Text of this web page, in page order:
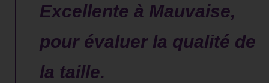
Excellente à Mauvaise,
pour évaluer la qualité de
la taille.